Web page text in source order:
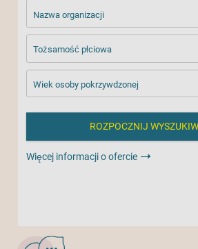
Nazwa organizacji
Tożsamość płciowa
Wiek osoby pokrzywdzonej
Więcej informacji o ofercie